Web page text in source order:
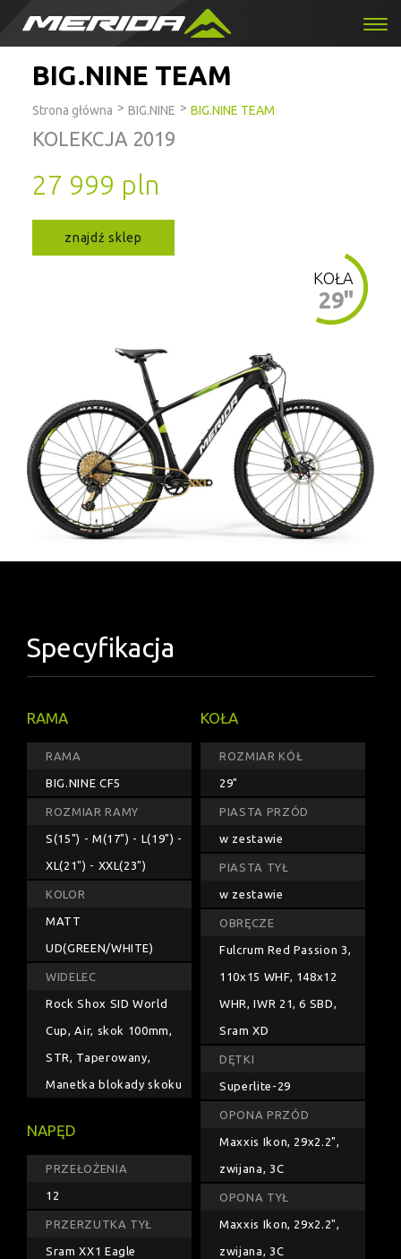
BIG.NINE TEAM
Strona główna > BIG.NINE > BIG.NINE TEAM
KOLEKCJA 2019
27 999 pln
znajdź sklep
KOŁA
29"
Specyfikacja
RAMA
RAMA
BIG.NINE CF5
ROZMIAR RAMY
S(15") - M(17") - L(19") -
XL(21") - XXL(23")
KOLOR
MATT
UD(GREEN/WHITE)
WIDELEC
Rock Shox SID World
Cup, Air, skok 100mm,
STR, Taperowany,
Manetka blokady skoku
NAPĘD
PRZEŁOŻENIA
12
PRZERZUTKA TYŁ
Sram XX1 Eagle
KOŁA
ROZMIAR KÓŁ
29"
PIASTA PRZÓD
w zestawie
PIASTA TYŁ
w zestawie
OBRĘCZE
Fulcrum Red Passion 3,
110x15 WHF, 148x12
WHR, IWR 21, 6 SBD,
Sram XD
DĘTKI
Superlite-29
OPONA PRZÓD
Maxxis Ikon, 29x2.2",
zwijana, 3C
OPONA TYŁ
Maxxis Ikon, 29x2.2",
zwijana, 3C